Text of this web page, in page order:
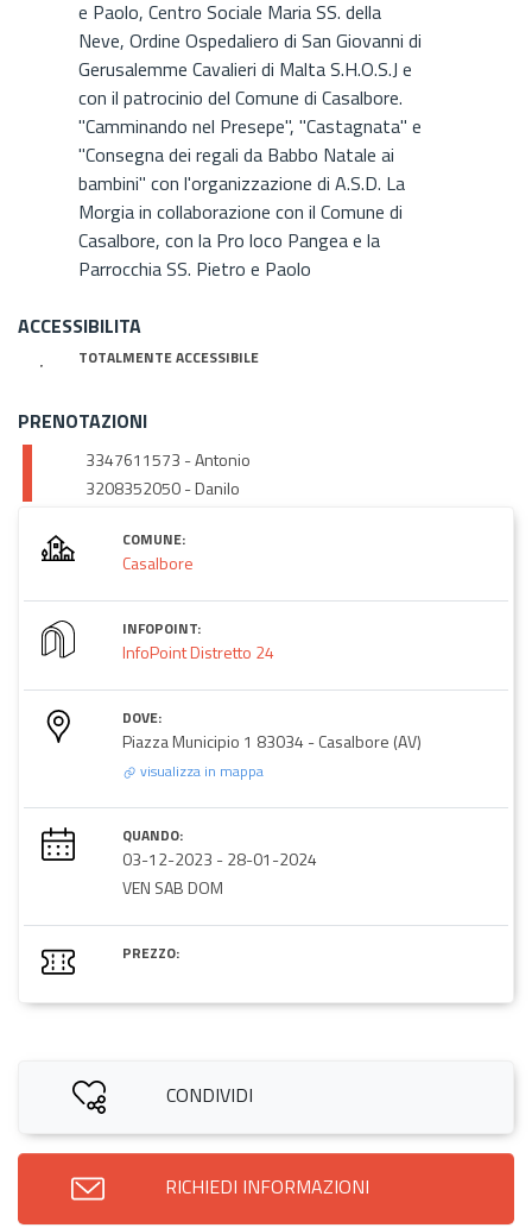
e Paolo, Centro Sociale Maria SS. della
Neve, Ordine Ospedaliero di San Giovanni di
Gerusalemme Cavalieri di Malta S.H.O.S.J e
con il patrocinio del Comune di Casalbore.
"Camminando nel Presepe", "Castagnata" e
"Consegna dei regali da Babbo Natale ai
bambini" con l'organizzazione di A.S.D. La
Morgia in collaborazione con il Comune di
Casalbore, con la Pro loco Pangea e la
Parrocchia SS. Pietro e Paolo
ACCESSIBILITA
TOTALMENTE ACCESSIBILE
PRENOTAZIONI
3347611573 - Antonio
3208352050 - Danilo
COMUNE:
Casalbore
INFOPOINT:
InfoPoint Distretto 24
DOVE:
Piazza Municipio 1 83034 - Casalbore (AV)
visualizza in mappa
QUANDO:
03-12-2023 -28-01-2024
VEN SAB DOM
PREZZO:
CONDIVIDI
RICHIEDI INFORMAZIONI